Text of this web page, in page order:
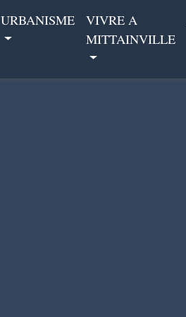
URBANISME
VIVRE A
MITTAINVILLE